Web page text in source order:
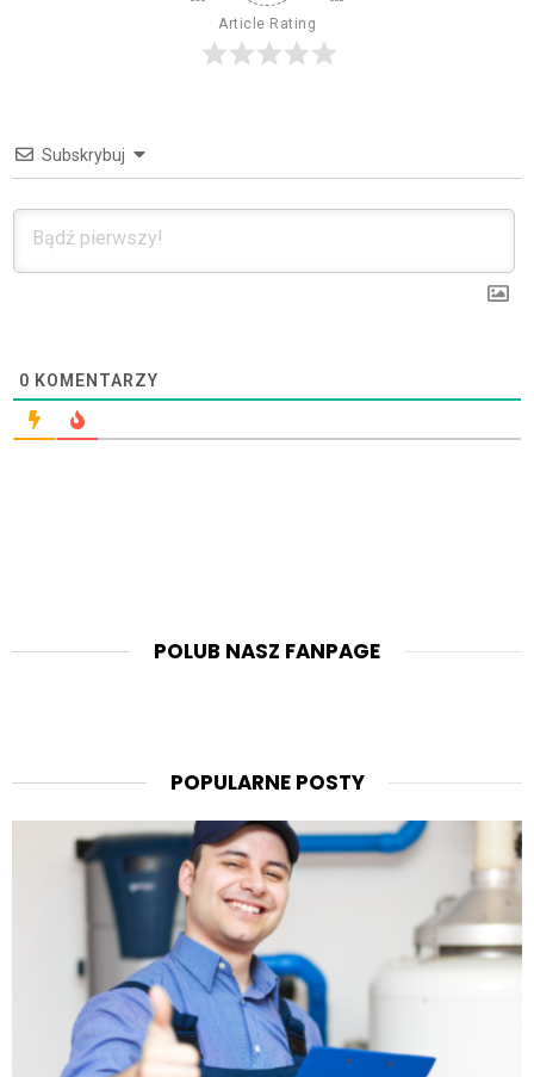
Article Rating
Subskrybuj
0 KOMENTARZY
POLUB NASZ FANPAGE
POPULARNE POSTY